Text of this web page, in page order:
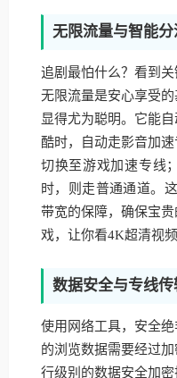
无限流量与智能
追剧最怕什么？看到
无限流量是安心享受
显得尤为聪明。它能
酷时，自动走影音加
切换至游戏加速专线
时，则走普通通道。
带宽的保障，确保宝
戏，让你看4K超清视
数据安全与专线
使用网络工具，安全
的浏览数据需要经过
行级别的数据安全加